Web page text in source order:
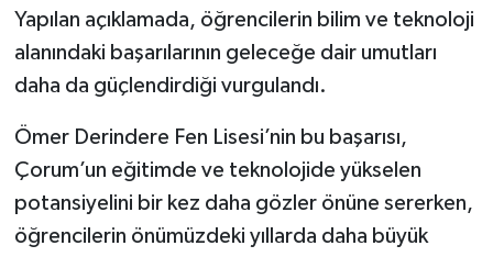
Yapılan açıklamada, öğrencilerin bilim ve teknoloji
alanındaki başarılarının geleceğe dair umutları
daha da güçlendirdiği vurgulandı.
Ömer Derindere Fen Lisesi’nin bu başarısı,
Çorum’un eğitimde ve teknolojide yükselen
potansiyelini bir kez daha gözler önüne sererken,
öğrencilerin önümüzdeki yıllarda daha büyük